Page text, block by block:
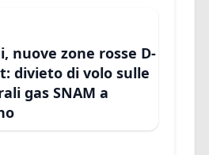
nuove zone rosse D-
divieto di volo sulle
gas SNAM a